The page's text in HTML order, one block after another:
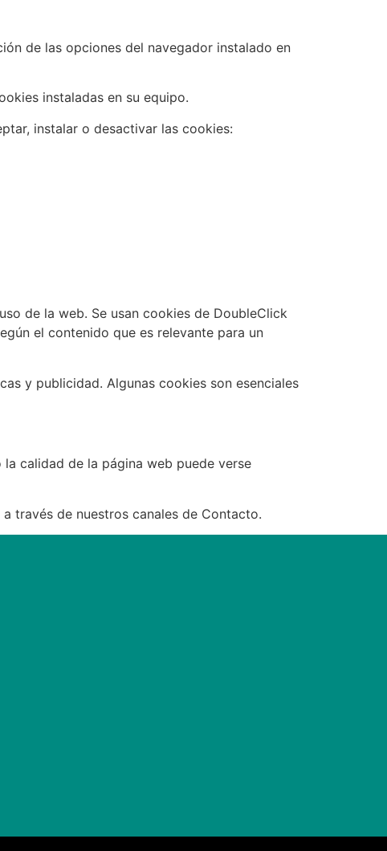
de las opciones del navegador instalado en
instaladas en su equipo.
instalar o desactivar las cookies:
de la web. Se usan cookies de DoubleClick
el contenido que es relevante para un
y publicidad. Algunas cookies son esenciales
calidad de la página web puede verse
través de nuestros canales de Contacto.